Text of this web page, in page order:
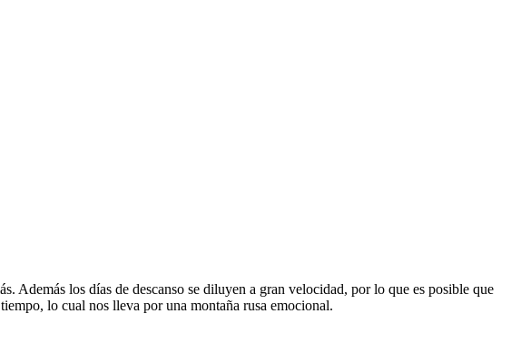
Además los días de descanso se diluyen a gran velocidad, por lo que es posible que
lo cual nos lleva por una montaña rusa emocional.